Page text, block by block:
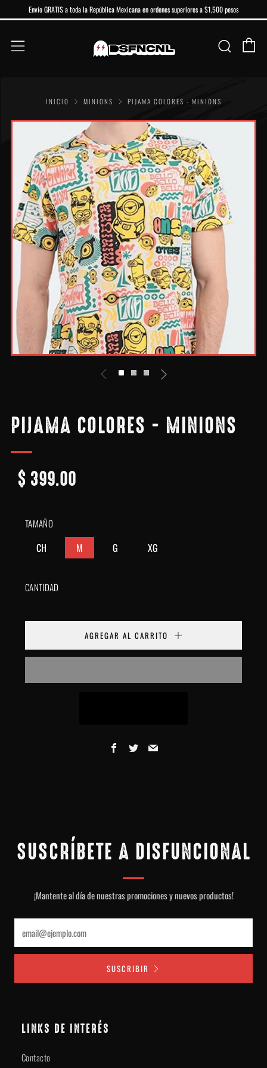
Envío GRATIS a toda la República Mexicana en ordenes superiores a $1,500 pesos
Menú Buscar
INICIO MINIONS PIJAMA COLORES - MINIONS
PIJAMA COLORES - MINIONS
PRECIO
HABITUAL
$ 399.00
TAMAÑO
CH M G XG
CANTIDAD
AGREGAR AL CARRITO
Facebook
TwitterEmail
SUSCRÍBETE A DISFUNCIONAL
¡Mantente al día de nuestras promociones y nuevos productos!
SUSCRIBIR
LINKS DE INTERÉS
Contacto